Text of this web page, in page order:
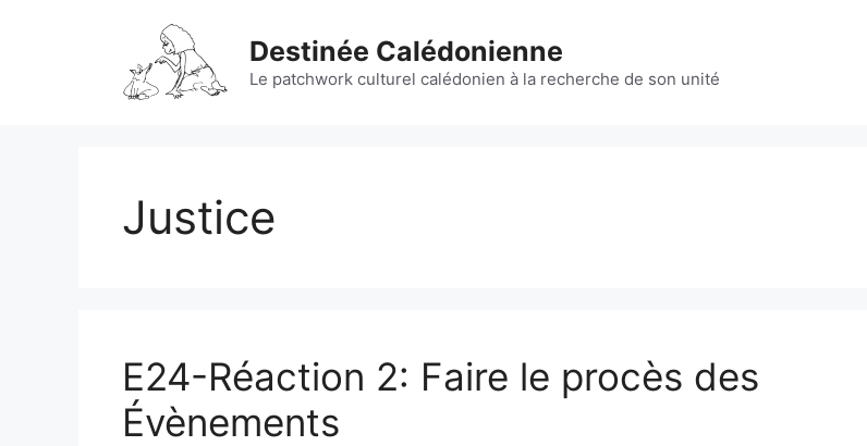
Destinée Calédonienne
Le patchwork culturel calédonien à la recherche de son unité
Justice
E24-Réaction 2: Faire le procès des
Évènements